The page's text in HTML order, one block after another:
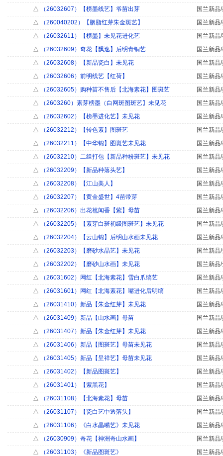
△ （26032607）【榜墨线艺】爷苗出芽
国兰新品
△ （260040202）【胭脂红芽朱金斑艺】
国兰新品
△ （26032611）【榜墨】未见花进化艺
国兰新品
△ （26032609）奇花【飘逸】后明青铜艺
国兰新品
△ （26032608）【新品瓷白】未见花
国兰新品
△ （26032606）前明线艺【红荷】
国兰新品
△ （26032605）购种苗不售后【北海素花】图斑艺
国兰新品
△ （2603260）素芽榜墨（白网斑图斑艺】未见花
国兰新品
△ （26032602）【榜墨进化艺】未见花
国兰新品
△ （26032212）【转色素】图斑艺
国兰新品
△ （26032211）【中华锦】图斑艺未见花
国兰新品
△ （26032210）二组打包【新品种粉斑艺】未见花
国兰新品
△ （26032209）【新品种落头艺】
国兰新品
△ （26032208）【江山美人】
国兰新品
△ （26032207）【黄金盛世】4苗带芽
国兰新品
△ （26032206）出花苞闻香【紫】母苗
国兰新品
△ （26032205）【素芽白斑初级图斑艺】未见花
国兰新品
△ （26032204）【云山锦】后明山水画未见花
国兰新品
△ （26032203）【磨砂水晶艺】未见花
国兰新品
△ （26032202）【磨砂山水画】未见花
国兰新品
△ （26031602）网红【北海素花】雪白爪缟艺
国兰新品
△ （26031601）网红【北海素花】嘴进化后明缟
国兰新品
△ （26031410）新品【朱金红芽】未见花
国兰新品
△ （26031409）新品【山水画】母苗
国兰新品
△ （26031407）新品【朱金红芽】未见花
国兰新品
△ （26031406）新品【图斑艺】母苗未见花
国兰新品
△ （26031405）新品【呈祥艺】母苗未见花
国兰新品
△ （26031402）【新品图斑艺】
国兰新品
△ （26031401）【紫黑花】
国兰新品
△ （26031108）【北海素花】母苗
国兰新品
△ （26031107）【瓷白艺中透落头】
国兰新品
△ （26031106）《白水晶嘴艺》未见花
国兰新品
△ （26030909）奇花【神洲奇山水画】
国兰新品
△ （26031103）《新品图斑艺》 国兰新品